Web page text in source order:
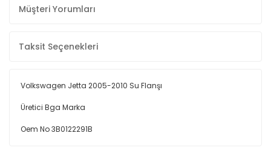
Müşteri Yorumları
Taksit Seçenekleri
Volkswagen Jetta 2005-2010 Su Flanşı
Üretici Bga Marka
Oem No 3B0122291B